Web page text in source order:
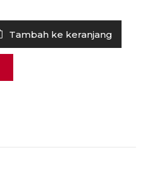
Tambah ke keranjang